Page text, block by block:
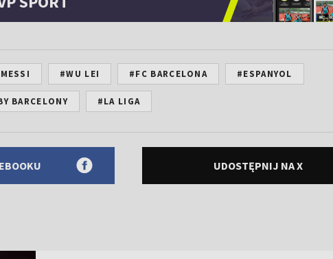
#WU LEI #FC BARCELONA #ESPANYOL
BARCELONY #LA LIGA
UDOSTĘPNIJ NA X